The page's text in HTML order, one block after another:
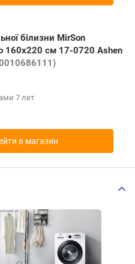
білизни MirSon
160х220 см 17-0720 Ashen
7 лет
в магазин